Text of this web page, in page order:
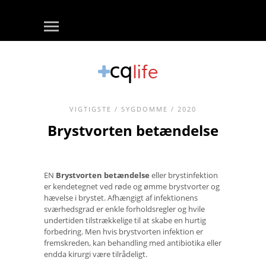
VIGTIGSTE / SYGDOMME / 2020
Brystvorten betændelse
EN Brystvorten betændelse eller brystinfektion
er kendetegnet ved røde og ømme brystvorter og
hævelse i brystet. Afhængigt af infektionens
sværhedsgrad er enkle forholdsregler og hvile
undertiden tilstrækkelige til at skabe en hurtig
forbedring. Men hvis brystvorten infektion er
fremskreden, kan behandling med antibiotika eller
endda kirurgi være tilrådeligt.